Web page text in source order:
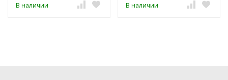
В наличии В наличии